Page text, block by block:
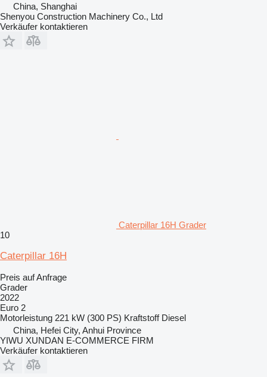
China, Shanghai
Shenyou Construction Machinery Co., Ltd
Verkäufer kontaktieren
Caterpillar 16H Grader
10
Caterpillar 16H
Preis auf Anfrage
Grader
2022
Euro 2
Motorleistung 221 kW (300 PS) Kraftstoff Diesel
China, Hefei City, Anhui Province
YIWU XUNDAN E-COMMERCE FIRM
Verkäufer kontaktieren